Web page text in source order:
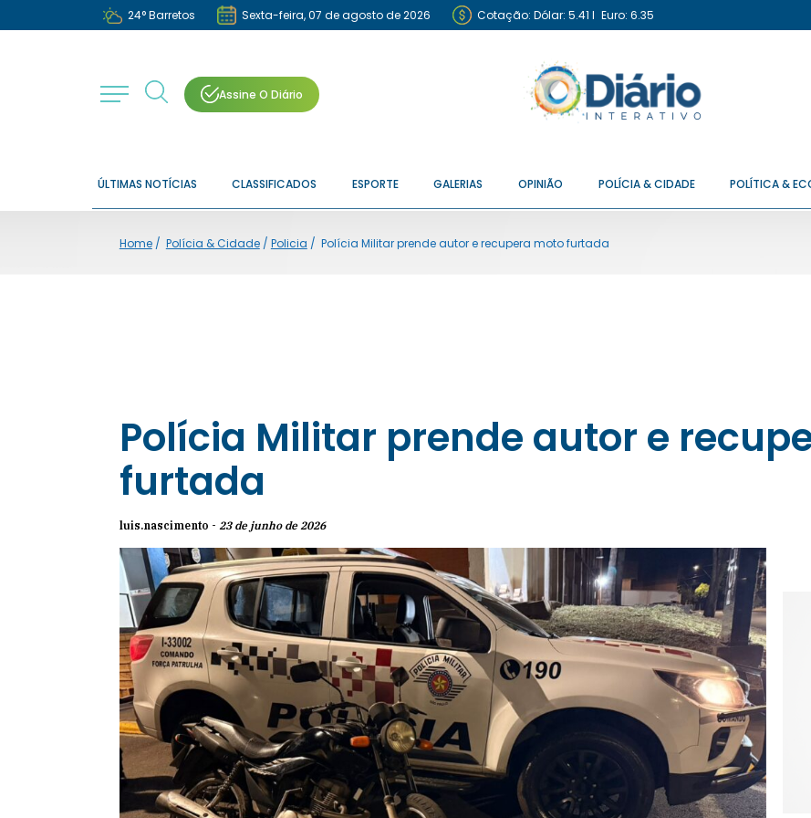
24°Barretos Sexta-feira, 07 de agosto de 2026 Cotação: Dólar: 5.41 I Euro: 6.35
Assine O Diário
ÚLTIMAS NOTÍCIAS CLASSIFICADOS ESPORTE GALERIAS OPINIÃO POLÍCIA & CIDADE POLÍTICA &
Home/ Polícia & Cidade/ Policia / Polícia Militar prende autor e recupera moto furtada
Polícia Militar prende autor e
furtada
luis.nascimento - 23 de junho de 2026